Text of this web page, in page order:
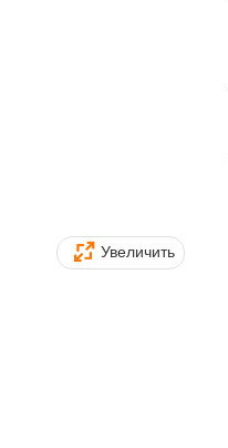
Увеличить